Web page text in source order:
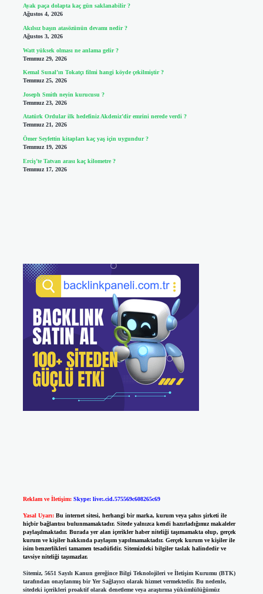
Ayak paça dolapta kaç gün saklanabilir ?
Ağustos 4, 2026
Akılsız başın atasözünün devamı nedir ?
Ağustos 3, 2026
Watt yüksek olması ne anlama gelir ?
Temmuz 29, 2026
Kemal Sunal’ın Tokatçı filmi hangi köyde çekilmiştir ?
Temmuz 25, 2026
Joseph Smith neyin kurucusu ?
Temmuz 23, 2026
Atatürk Ordular ilk hedefiniz Akdeniz’dir emrini nerede verdi ?
Temmuz 21, 2026
Ömer Seyfettin kitapları kaç yaş için uygundur ?
Temmuz 19, 2026
Erciş’te Tatvan arası kaç kilometre ?
Temmuz 17, 2026
Reklam ve İletişim: Skype: live:.cid.575569c608265c69
Yasal Uyarı: Bu internet sitesi, herhangi bir marka, kurum veya şahıs şirketi ile
hiçbir bağlantısı bulunmamaktadır. Sitede yalnızca kendi hazırladığımız makaleler
paylaşılmaktadır. Burada yer alan içerikler haber niteliği taşımamakta olup, gerçek
kurum ve kişiler hakkında paylaşım yapılmamaktadır. Gerçek kurum ve kişiler ile
isim benzerlikleri tamamen tesadüfidir. Sitemizdeki bilgiler taslak halindedir ve
tavsiye niteliği taşımazlar.
Sitemiz, 5651 Sayılı Kanun gereğince Bilgi Teknolojileri ve İletişim Kurumu (BTK)
tarafından onaylanmış bir Yer Sağlayıcı olarak hizmet vermektedir. Bu nedenle,
sitedeki içerikleri proaktif olarak denetleme veya araştırma yükümlülüğümüz